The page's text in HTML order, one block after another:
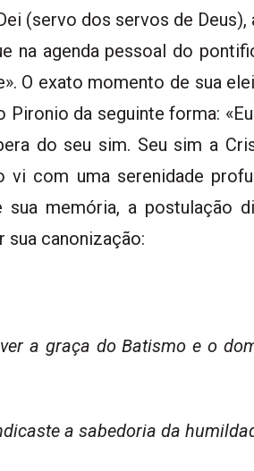
(servo dos servos de
agenda pessoal do
O exato momento de sua
da seguinte forma:
do seu sim. Seu sim a
com uma serenidade
memória, a postulação
canonização:
a graça do Batismo e o
a sabedoria da